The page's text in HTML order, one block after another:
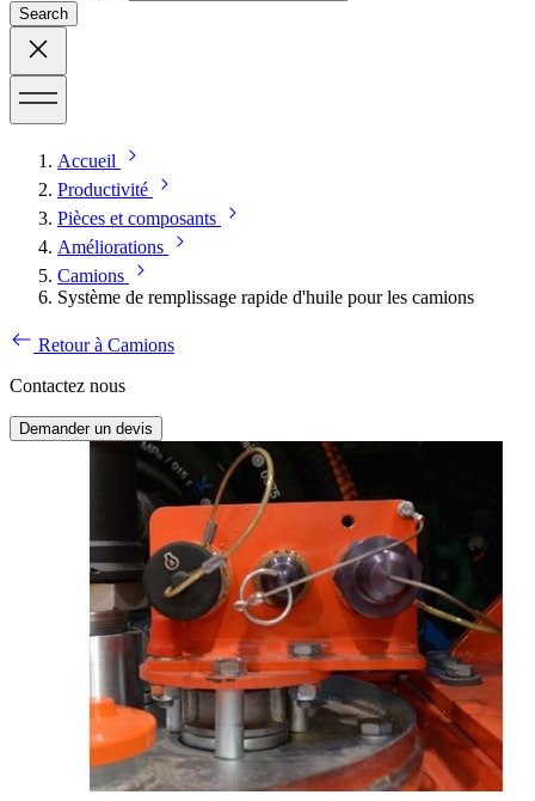
Search
Accueil
Productivité
Pièces et composants
Améliorations
Camions
Système de remplissage rapide d'huile pour les camions
Retour à Camions
Contactez nous
Demander un devis